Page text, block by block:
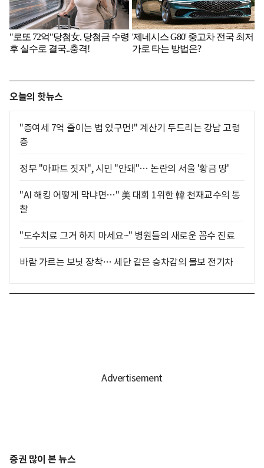
오늘의 핫뉴스
"증여세 7억 줄이는 법 있구먼!" 계산기 두드리는 강남 고령
층
정부 "아파트 짓자", 시민 "안돼"… 논란의 서울 '황금 땅'
"AI 해킹 어떻게 막냐면…" 美 대회 1위한 韓 천재교수의 통
찰
"도수치료 그거 하지 마세요~" 병원들의 새로운 꼼수 진료
바람 가르는 보닛 장착… 세단 같은 승차감의 볼보 전기차
증권 많이 본 뉴스